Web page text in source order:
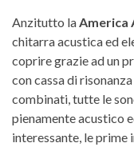
Anzitutto la America
chitarra acustica ed
coprire grazie ad un
con cassa di
combinati, tutte le
pienamente acustico
interessante, le